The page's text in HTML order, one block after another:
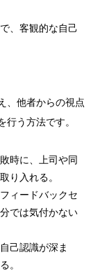
、客観的な自己
、他者からの視点
う方法です。
時に、上司や同
り入れる。
ィードバックセ
では気付かない
己認識が深ま
。